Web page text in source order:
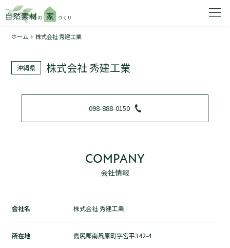
1
トップページ
加盟店検索
自然素材の家づくりとは？
ホーム 株式会社 秀建工業
沖縄県 株式会社 秀建工業
098-888-0150
COMPANY
会社情報
会社名 株式会社 秀建工業
所在地 島尻郡南風原町字宮平342-4